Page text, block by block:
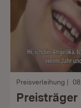
Preisverleihung